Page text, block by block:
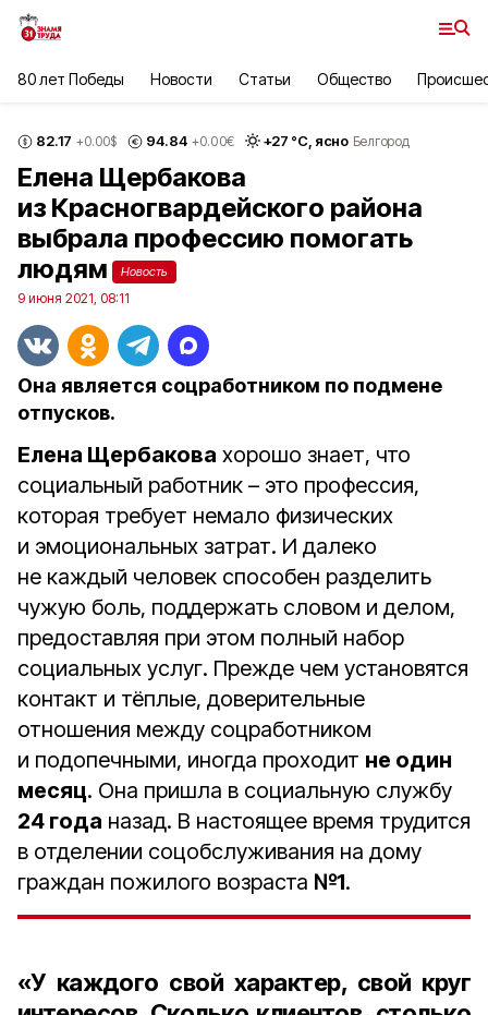
80 лет Победы Новости Статьи Общество
82.17 +0.00$ 94.84 +0.00€ +27 °С, ясно Белгород
Елена Щербакова
из Красногвардейского района
выбрала профессию помогать
людям
Новость
9 июня 2021, 08:11
Она является соцработником по подмене
отпусков.
Елена Щербакова хорошо знает, что
социальный работник – это профессия,
которая требует немало физических
и эмоциональных затрат. И далеко
не каждый человек способен разделить
чужую боль, поддержать словом и делом,
предоставляя при этом полный набор
социальных услуг. Прежде чем установятся
контакт и тёплые, доверительные
отношения между соцработником
и подопечными, иногда проходит не один
месяц. Она пришла в социальную службу
24 года назад. В настоящее время трудится
в отделении соцобслуживания на дому
граждан пожилого возраста №1.
«У каждого свой характер, свой круг